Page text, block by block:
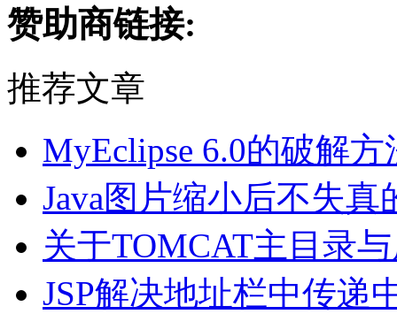
赞助商链接:
推荐文章
MyEclipse 6.0的破解
Java图片缩小后不失
关于TOMCAT主目录
JSP解决地址栏中传递